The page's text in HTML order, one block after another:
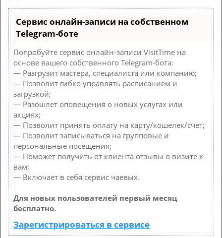
Сервис онлайн-записи на собственном
Telegram-боте
Попробуйте сервис онлайн-записи VisitTime на
основе вашего собственного Telegram-бота:
— Разгрузит мастера, специалиста или компанию;
— Позволит гибко управлять расписанием и
загрузкой;
— Разошлет оповещения о новых услугах или
акциях;
— Позволит принять оплату на карту/кошелек/счет;
— Позволит записываться на групповые и
персональные посещения;
— Поможет получить от клиента отзывы о визите к
вам;
— Включает в себя сервис чаевых.
Для новых пользователей первый месяц
бесплатно.
Зарегистрироваться в сервисе